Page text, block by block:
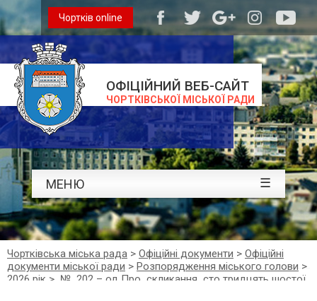
ОФІЦІЙНИЙ ВЕБ-САЙТ
ЧОРТКІВСЬКОЇ МІСЬКОЇ РАДИ
Чортків online
МЕНЮ ☰
Чортківська міська рада > Офіційні документи > Офіційні
документи міської ради > Розпорядження міського голови >
2026 рік > № 202 – од Про скликання сто тридцять шостої